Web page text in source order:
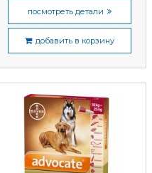
посмотреть детали
добавить в корзину